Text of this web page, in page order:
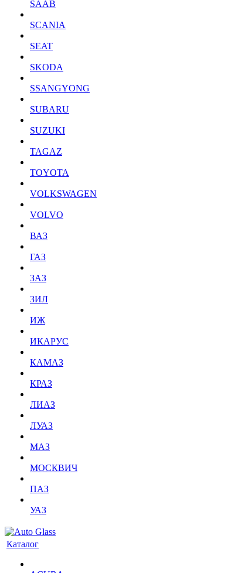
SAAB
SCANIA
SEAT
SKODA
SSANGYONG
SUBARU
SUZUKI
TAGAZ
TOYOTA
VOLKSWAGEN
VOLVO
ВАЗ
ГАЗ
ЗАЗ
ЗИЛ
ИЖ
ИКАРУС
КАМАЗ
КРАЗ
ЛИАЗ
ЛУАЗ
МАЗ
МОСКВИЧ
ПАЗ
УАЗ
Каталог